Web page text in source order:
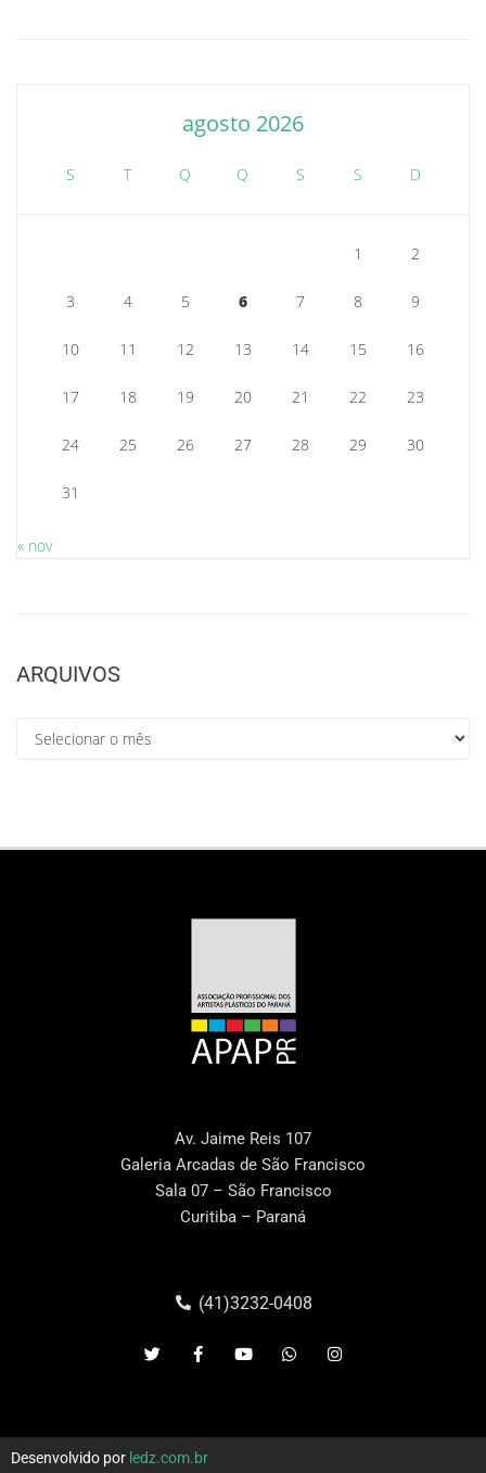
agosto 2026
S T Q Q S S D
1 2
3 4 5 6 7 8 9
10 11 12 13 14 15 16
17 18 19 20 21 22 23
24 25 26 27 28 29 30
31
« nov
ARQUIVOS
Av. Jaime Reis 107
Galeria Arcadas de São Francisco
Sala 07 – São Francisco
Curitiba – Paraná
(41)3232-0408
Desenvolvido por ledz.com.br